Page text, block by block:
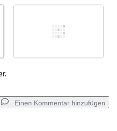
Einen Kommentar hinzufügen